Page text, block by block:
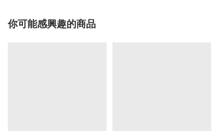
你可能感興趣的商品